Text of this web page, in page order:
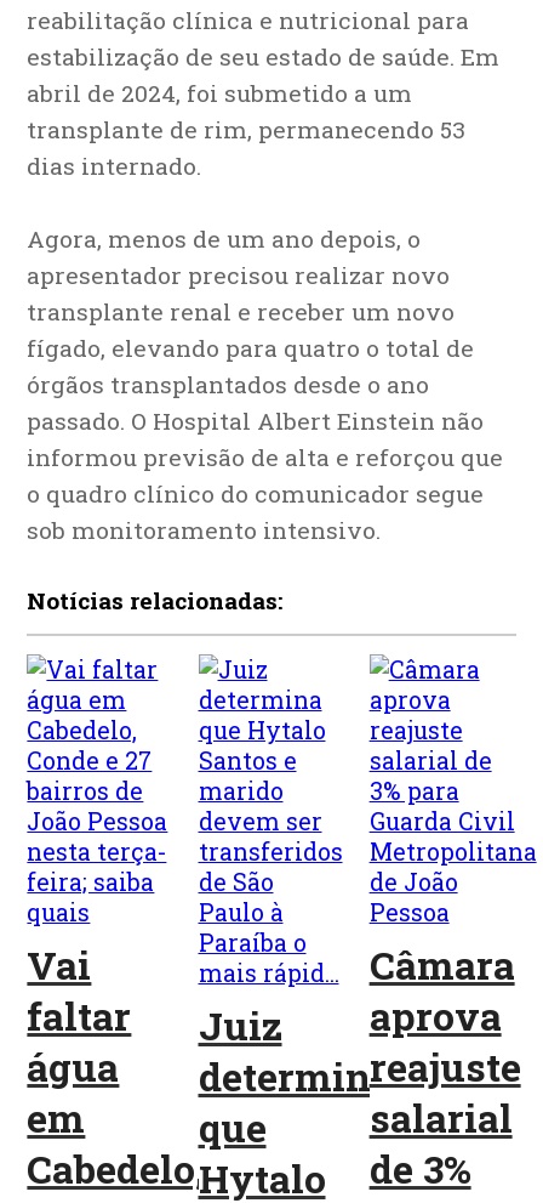
reabilitação clínica e nutricional para
estabilização de seu estado de saúde. Em
abril de 2024, foi submetido a um
transplante de rim, permanecendo 53
dias internado.
Agora, menos de um ano depois, o
apresentador precisou realizar novo
transplante renal e receber um novo
fígado, elevando para quatro o total de
órgãos transplantados desde o ano
passado. O Hospital Albert Einstein não
informou previsão de alta e reforçou que
o quadro clínico do comunicador segue
sob monitoramento intensivo.
Notícias relacionadas:
Vai
faltar
água
em
Cabedelo,
Juiz
determina
que
Hytalo
Câmara
aprova
reajuste
salarial
de 3%